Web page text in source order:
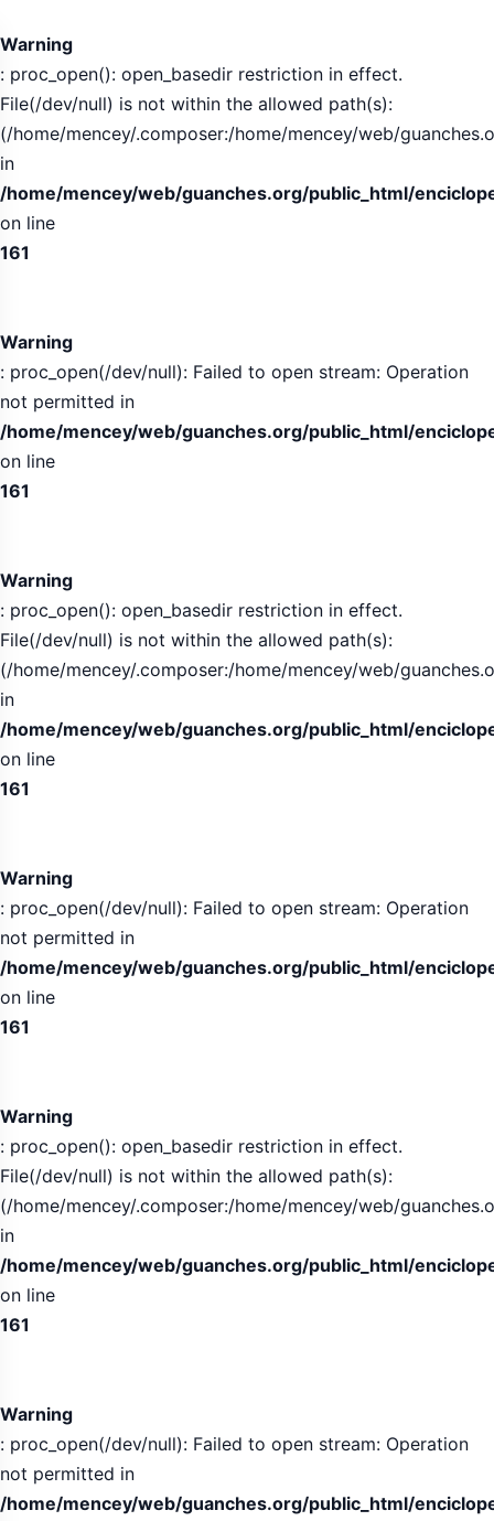
Warning
: proc_open(): open_basedir restriction in effect.
File(/dev/null) is not within the allowed path(s):
(/home/mencey/.composer:/home/mencey/web/
in
/home/mencey/web/guanches.org/public_html/
on line
161
Warning
: proc_open(/dev/null): Failed to open stream: Operation
not permitted in
/home/mencey/web/guanches.org/public_html/
on line
161
Warning
: proc_open(): open_basedir restriction in effect.
File(/dev/null) is not within the allowed path(s):
(/home/mencey/.composer:/home/mencey/web/
in
/home/mencey/web/guanches.org/public_html/
on line
161
Warning
: proc_open(/dev/null): Failed to open stream: Operation
not permitted in
/home/mencey/web/guanches.org/public_html/
on line
161
Warning
: proc_open(): open_basedir restriction in effect.
File(/dev/null) is not within the allowed path(s):
(/home/mencey/.composer:/home/mencey/web/
in
/home/mencey/web/guanches.org/public_html/
on line
161
Warning
: proc_open(/dev/null): Failed to open stream: Operation
not permitted in
/home/mencey/web/guanches.org/public_html/
de
contenidos
expandida